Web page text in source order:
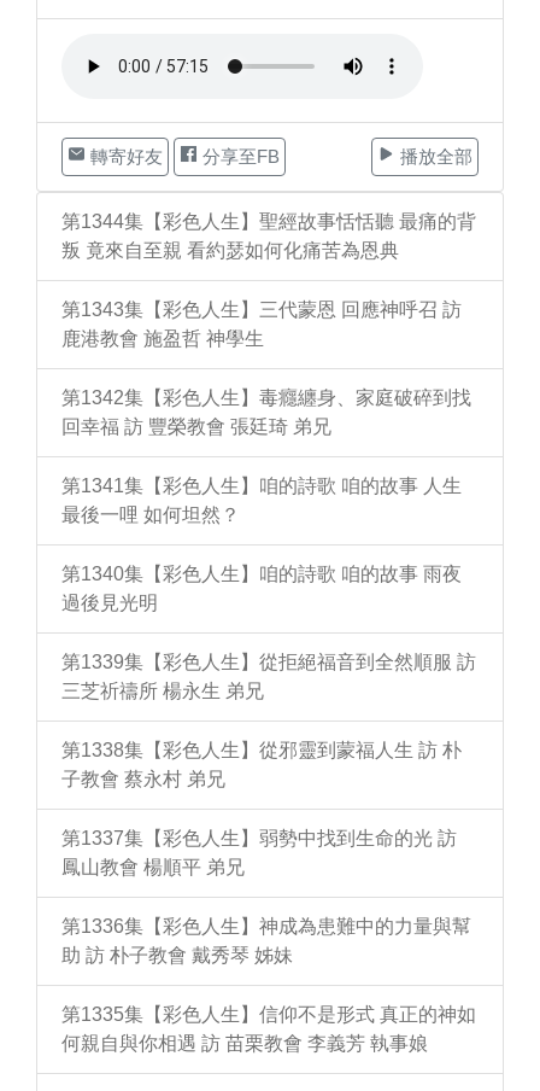
轉寄好友 分享至FB 播放全部
第1344集【彩色人生】聖經故事恬恬聽 最痛的背
叛 竟來自至親 看約瑟如何化痛苦為恩典
第1343集【彩色人生】三代蒙恩 回應神呼召 訪
鹿港教會 施盈哲 神學生
第1342集【彩色人生】毒癮纏身、家庭破碎到找
回幸福 訪 豐榮教會 張廷琦 弟兄
第1341集【彩色人生】咱的詩歌 咱的故事 人生
最後一哩 如何坦然？
第1340集【彩色人生】咱的詩歌 咱的故事 雨夜
過後見光明
第1339集【彩色人生】從拒絕福音到全然順服 訪
三芝祈禱所 楊永生 弟兄
第1338集【彩色人生】從邪靈到蒙福人生 訪 朴
子教會 蔡永村 弟兄
第1337集【彩色人生】弱勢中找到生命的光 訪
鳳山教會 楊順平 弟兄
第1336集【彩色人生】神成為患難中的力量與幫
助 訪 朴子教會 戴秀琴 姊妹
第1335集【彩色人生】信仰不是形式 真正的神如
何親自與你相遇 訪 苗栗教會 李義芳 執事娘